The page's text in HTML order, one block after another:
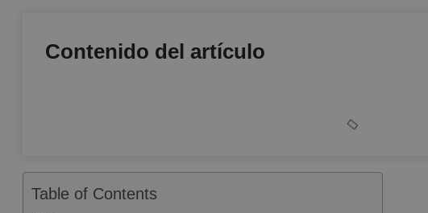
Contenido del artículo
Table of Contents